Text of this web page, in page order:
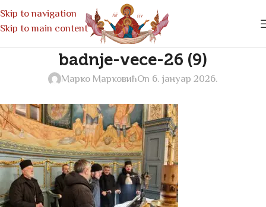
Skip to navigation
Skip to main content
badnje-vece-26 (9)
Марко МарковићOn 6. јануар 2026.